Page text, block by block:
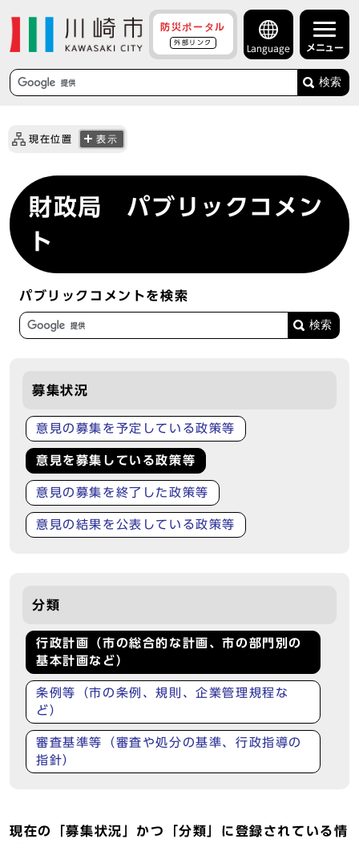
防災ポータル
外部リンク
Language メニュー
検索
現在位置 表示
財政局 パブリックコメン
ト
パブリックコメントを検索
募集状況
意見の募集を予定している政策等
意見を募集している政策等
意見の募集を終了した政策等
意見の結果を公表している政策等
分類
行政計画（市の総合的な計画、市の部門別の
基本計画など）
条例等（市の条例、規則、企業管理規程な
ど）
審査基準等（審査や処分の基準、行政指導の
指針）
現在の「募集状況」かつ「分類」に登録されている情